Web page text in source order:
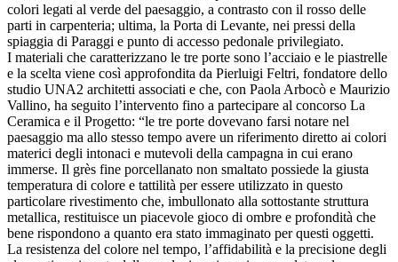
colori legati al verde del paesaggio, a contrasto con il rosso delle
parti in carpenteria; ultima, la Porta di Levante, nei pressi della
spiaggia di Paraggi e punto di accesso pedonale privilegiato.
I materiali che caratterizzano le tre porte sono l’acciaio e le piastrelle
e la scelta viene così approfondita da Pierluigi Feltri, fondatore dello
studio UNA2 architetti associati e che, con Paola Arbocò e Maurizio
Vallino, ha seguito l’intervento fino a partecipare al concorso La
Ceramica e il Progetto: “le tre porte dovevano farsi notare nel
paesaggio ma allo stesso tempo avere un riferimento diretto ai colori
materici degli intonaci e mutevoli della campagna in cui erano
immerse. Il grès fine porcellanato non smaltato possiede la giusta
temperatura di colore e tattilità per essere utilizzato in questo
particolare rivestimento che, imbullonato alla sottostante struttura
metallica, restituisce un piacevole gioco di ombre e profondità che
bene rispondono a quanto era stato immaginato per questi oggetti.
La resistenza del colore nel tempo, l’affidabilità e la precisione degli